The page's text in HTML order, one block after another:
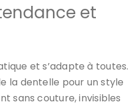
et
et s’adapte à toutes.
la dentelle pour un style
sans couture, invisibles